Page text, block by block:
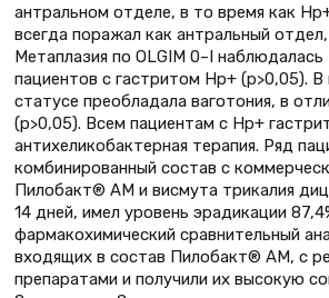
антральном отделе, в то время как
всегда поражал как антральный
Метаплазия по OLGIM 0–I наблюдалась
пациентов с гастритом Нр+ (p>0,05). В
статусе преобладала ваготония, в
(p>0,05). Всем пациентам с Нр+
антихеликобактерная терапия. Ряд
комбинированный состав с
Пилобакт® АМ и висмута трикалия
14 дней, имел уровень эрадикации
фармакохимический сравнительный
входящих в состав Пилобакт® АМ, с
препаратами и получили их высокую